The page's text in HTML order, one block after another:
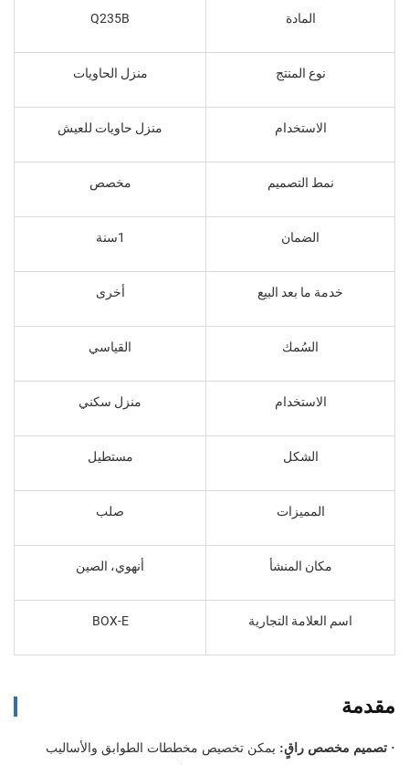
المادة Q235B
نوع المنتج منزل الحاويات
الاستخدام منزل حاويات للعيش
نمط التصميم مخصص
الضمان 1سنة
خدمة ما بعد البيع أخرى
السُمك القياسي
الاستخدام منزل سكني
الشكل مستطيل
المميزات صلب
مكان المنشأ أنهوي، الصين
اسم العلامة التجارية BOX-E
مقدمة
· تصميم مخصص راقٍ: يمكن تخصيص مخططات الطوابق والأساليب